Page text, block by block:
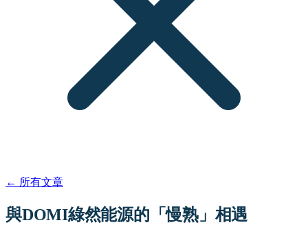
← 所有文章
與DOMI綠然能源的「慢熟」相遇